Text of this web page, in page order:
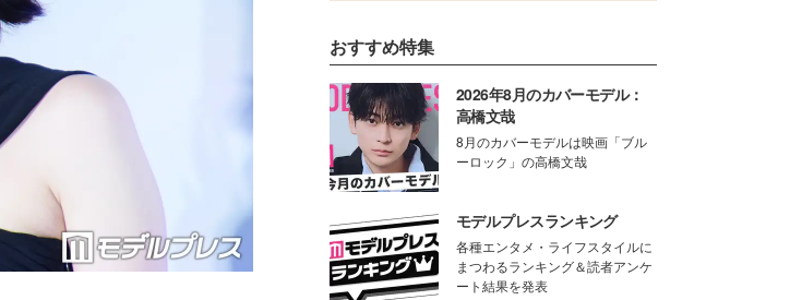
おすすめ特集
2026年8月のカバーモデル：
高橋文哉
8月のカバーモデルは映画「ブル
ーロック」の高橋文哉
モデルプレスランキング
各種エンタメ・ライフスタイルに
まつわるランキング＆読者アンケ
ート結果を発表